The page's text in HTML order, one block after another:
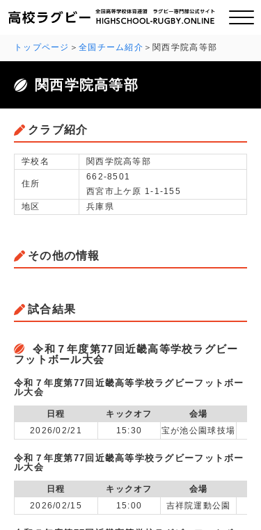
ご挨拶
大会情報
全国チーム紹介
チームグッズ
関連リンク
お問い合わせ
トップページ 全国チーム紹介 関西学院高等部
関西学院高等部
クラブ紹介
学校名 関西学院高等部
住所
662-8501
西宮市上ケ原 1-1-155
地区
兵庫県
その他の情報
試合結果
令和７年度第77回近畿高等学校ラグビー
フットボール大会
令和７年度第77回近畿高等学校ラグビーフットボー
ル大会
日程 キックオフ
会場
2026/02/21
15:30 宝が池公園球技場
令和７年度第77回近畿高等学校ラグビーフットボー
ル大会
日程 キックオフ
会場
2026/02/15
15:00 吉祥院運動公園